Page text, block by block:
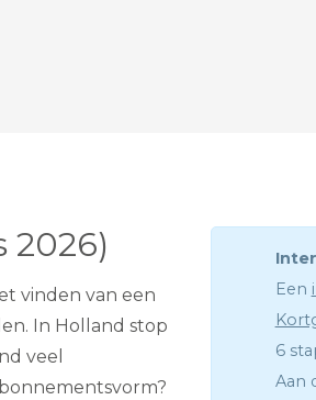
2026)
vinden van een
In Holland stop
veel
Een
6
Aan